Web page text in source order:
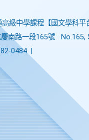
級中學課程​【​國文學科平
南路一段165號
No.165,
0484